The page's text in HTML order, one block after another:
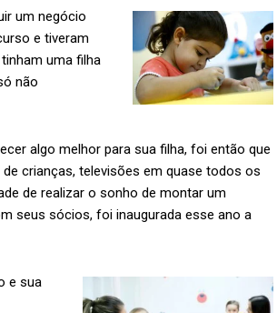
um negócio
e tiveram
uma filha
não
algo melhor para sua filha, foi então que
crianças, televisões em quase todos os
de realizar o sonho de montar um
seus sócios, foi inaugurada esse ano a
e sua